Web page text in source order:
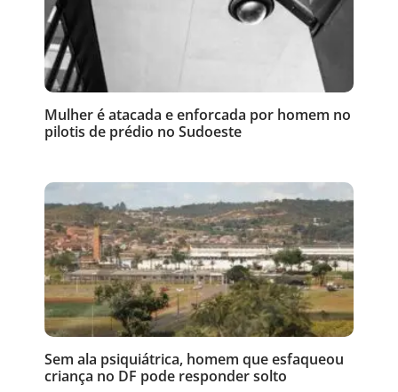
Mulher é atacada e enforcada por homem no
pilotis de prédio no Sudoeste
Sem ala psiquiátrica, homem que esfaqueou
criança no DF pode responder solto